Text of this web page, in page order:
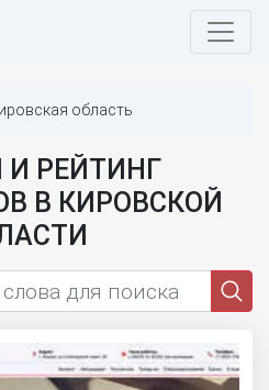
область
РЕЙТИНГ
В КИРОВСКОЙ